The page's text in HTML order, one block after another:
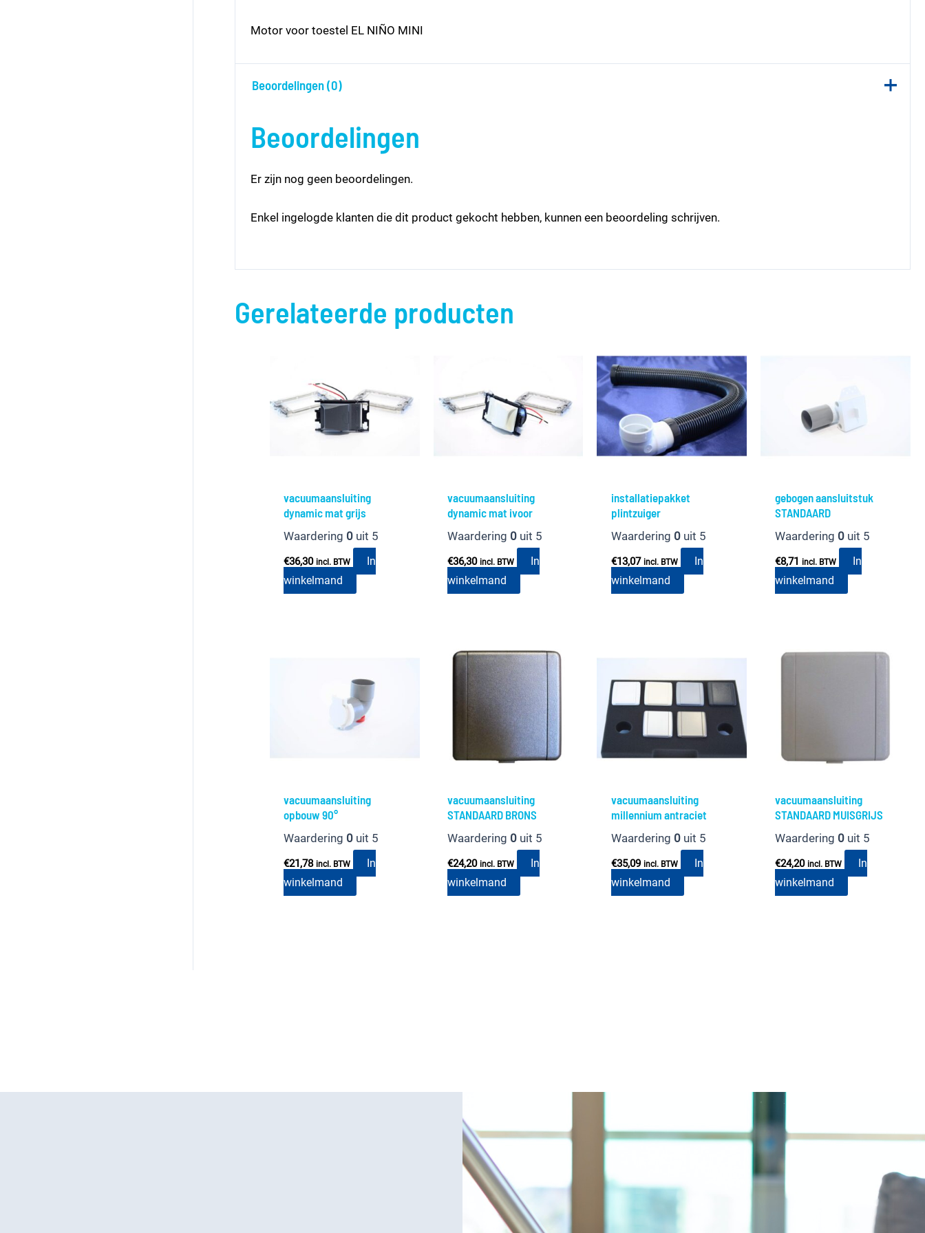
Motor voor toestel EL NIÑO MINI
Beoordelingen (0)
Beoordelingen
Er zijn nog geen beoordelingen.
Enkel ingelogde klanten die dit product gekocht hebben, kunnen een beoordeling schrijven.
Gerelateerde producten
vacuumaansluiting
dynamic mat grijs
Waardering 0 uit 5
€36,30 incl. BTW
In
winkelmand
vacuumaansluiting
dynamic mat ivoor
Waardering 0uit 5
€36,30 incl. BTW
In
winkelmand
installatiepakket
plintzuiger
Waardering 0uit 5
€13,07 incl. BTW
In
winkelmand
gebogen aansluitstuk
STANDAARD
Waardering 0uit 5
€8,71 incl. BTW
In
winkelmand
vacuumaansluiting
opbouw 90°
Waardering 0 uit 5
€21,78 incl. BTW
In
winkelmand
vacuumaansluiting
STANDAARD BRONS
Waardering 0uit 5
€24,20 incl. BTW
In
winkelmand
vacuumaansluiting
millennium antraciet
Waardering 0uit 5
€35,09 incl. BTW
In
winkelmand
vacuumaansluiting
STANDAARD MUISGRIJS
Waardering 0uit 5
€24,20 incl. BTW
In
winkelmand